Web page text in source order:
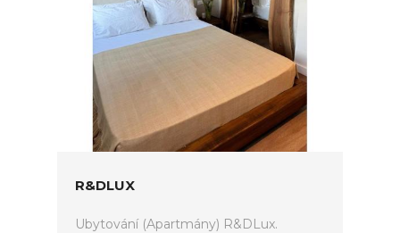
R&DLUX
Ubytování (Apartmány) R&DLux.